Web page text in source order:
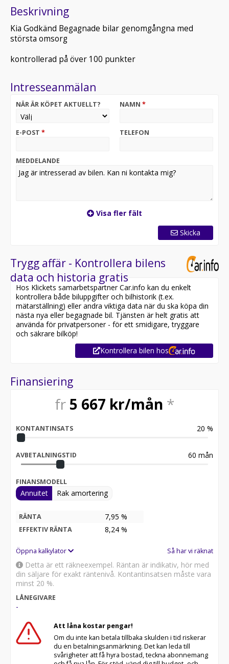
Beskrivning
Kia Godkänd Begagnade bilar genomgångna med
största omsorg
kontrollerad på över 100 punkter
Intresseanmälan
NÄR ÄR KÖPET AKTUELLT? NAMN *
E-POST * TELEFON
MEDDELANDE
Visa fler fält
Skicka
Trygg affär - Kontrollera bilens
data och historia gratis
Hos Klickets samarbetspartner Car.info kan du enkelt
kontrollera både biluppgifter och bilhistorik (t.ex.
mätarställning) eller andra viktiga data när du ska köpa din
nästa nya eller begagnade bil. Tjänsten är helt gratis att
använda för privatpersoner - för ett smidigare, tryggare
och säkrare bilköp!
Kontrollera bilen hos
Finansiering
fr 5 667 kr/mån *
KONTANTINSATS 20 %
AVBETALNINGSTID 60 mån
FINANSMODELL
Annuitet Rak amortering
RÄNTA 7,95 %
EFFEKTIV RÄNTA 8,24 %
Öppna kalkylator Så har vi räknat
Detta är ett räkneexempel. Räntan är indikativ, hör med
din säljare för exakt räntenivå. Kontantinsatsen måste vara
minst 20 %.
LÅNEGIVARE
-
Att låna kostar pengar!
Om du inte kan betala tillbaka skulden i tid riskerar
du en betalningsanmärkning. Det kan leda till
svårigheter att få hyra bostad, teckna abonnemang